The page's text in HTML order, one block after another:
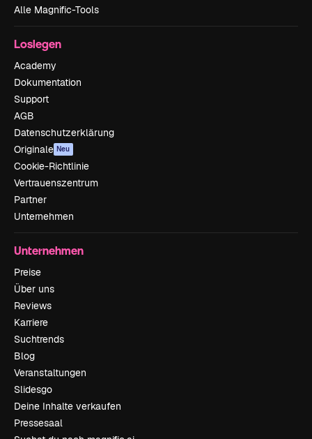
Alle Magnific-Tools
Loslegen
Academy
Dokumentation
Support
AGB
Datenschutzerklärung
Originale Neu
Cookie-Richtlinie
Vertrauenszentrum
Partner
Unternehmen
Unternehmen
Preise
Über uns
Reviews
Karriere
Suchtrends
Blog
Veranstaltungen
Slidesgo
Deine Inhalte verkaufen
Pressesaal